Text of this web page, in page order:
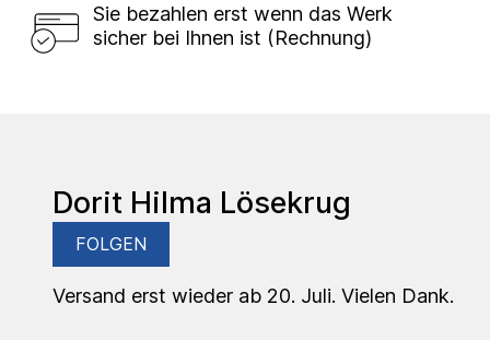
Sie bezahlen erst wenn das Werk
sicher bei Ihnen ist (Rechnung)
Dorit Hilma Lösekrug
FOLGEN
Versand erst wieder ab 20. Juli. Vielen Dank.